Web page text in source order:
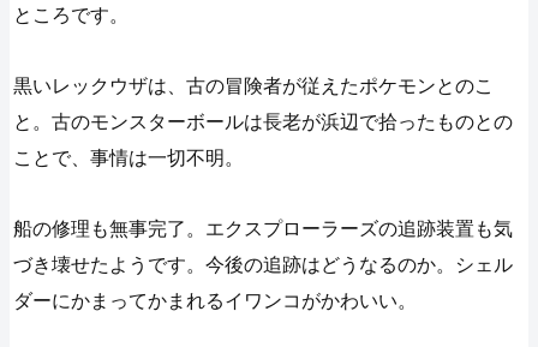
ところです。
黒いレックウザは、古の冒険者が従えたポケモンとのこ
と。古のモンスターボールは長老が浜辺で拾ったものとの
ことで、事情は一切不明。
船の修理も無事完了。エクスプローラーズの追跡装置も気
づき壊せたようです。今後の追跡はどうなるのか。シェル
ダーにかまってかまれるイワンコがかわいい。